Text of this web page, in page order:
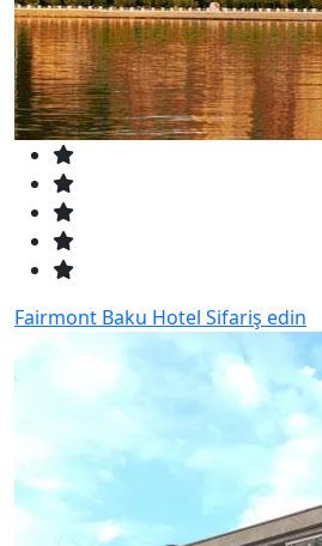
Fairmont Baku Hotel Sifariş edin